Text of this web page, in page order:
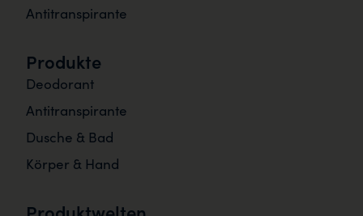
Antitranspirante
Produkte
Deodorant
Antitranspirante
Dusche & Bad
Körper & Hand